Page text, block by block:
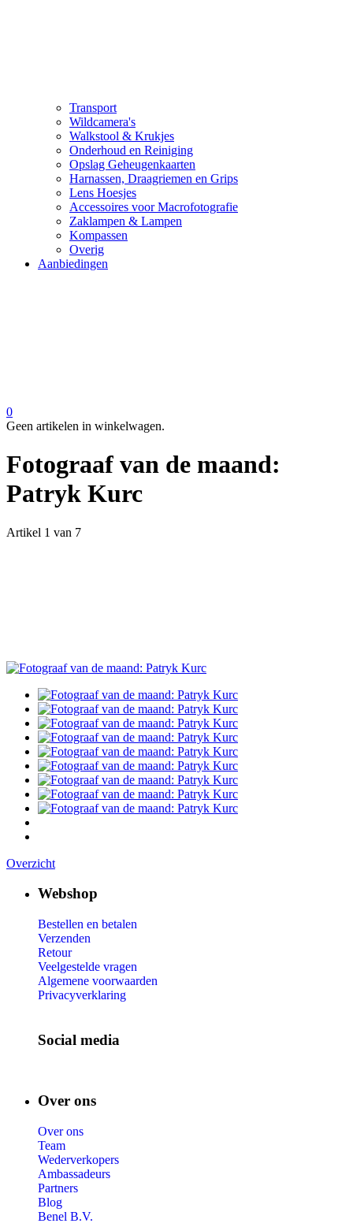
Transport
Wildcamera's
Walkstool & Krukjes
Onderhoud en Reiniging
Opslag Geheugenkaarten
Harnassen, Draagriemen en Grips
Lens Hoesjes
Accessoires voor Macrofotografie
Zaklampen & Lampen
Kompassen
Overig
Aanbiedingen
0
Geen artikelen in winkelwagen.
Fotograaf van de maand:
Patryk Kurc
Artikel 1 van 7
Overzicht
Webshop
Bestellen en betalen
Verzenden
Retour
Veelgestelde vragen
Algemene voorwaarden
Privacyverklaring
Social media
Over ons
Over ons
Team
Wederverkopers
Ambassadeurs
Partners
Blog
Benel B.V.